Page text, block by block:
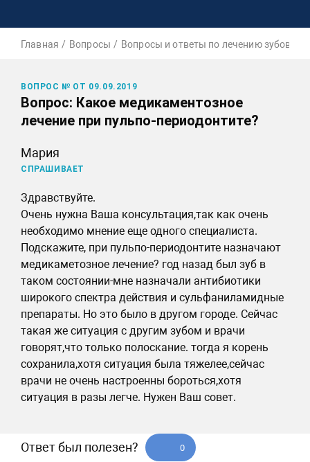
Главная Вопросы Вопросы и ответы по лечению зубов у
ВОПРОС № ОТ 09.09.2019
Вопрос: Какое медикаментозное
лечение при пульпо-периодонтите?
Мария
СПРАШИВАЕТ
Здравствуйте.
Очень нужна Ваша консультация,так как очень
необходимо мнение еще одного специалиста.
Подскажите, при пульпо-периодонтите назначают
медикаметозное лечение? год назад был зуб в
таком состоянии-мне назначали антибиотики
широкого спектра действия и сульфаниламидные
препараты. Но это было в другом городе. Сейчас
такая же ситуация с другим зубом и врачи
говорят,что только полоскание. тогда я корень
сохранила,хотя ситуация была тяжелее,сейчас
врачи не очень настроенны бороться,хотя
ситуация в разы легче. Нужен Ваш совет.
Ответ был полезен? 0